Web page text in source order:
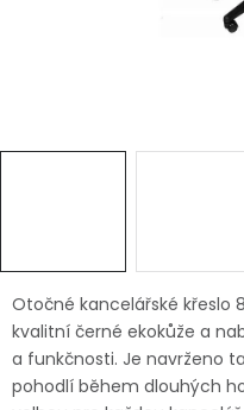
Značky
Otočné kancelářské křeslo
kvalitní černé ekokůže a
a funkčnosti. Je navrženo
pohodlí během dlouhých